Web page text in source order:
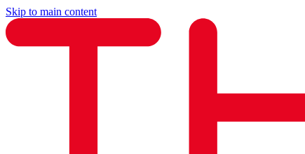
Skip to main content